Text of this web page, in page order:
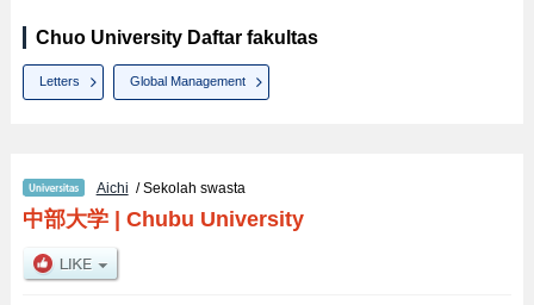
Chuo University Daftar fakultas
Letters Global Management
Aichi / Sekolah swasta
中部大学| Chubu University